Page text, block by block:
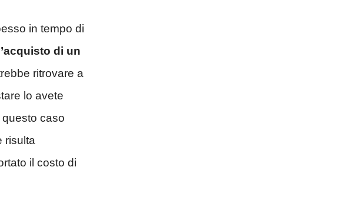
in tempo di
di un
ritrovare a
lo avete
caso
risulta
il costo di